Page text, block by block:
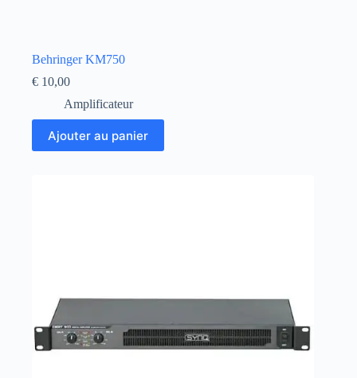
Behringer KM750
€ 10,00
Amplificateur
Ajouter au panier